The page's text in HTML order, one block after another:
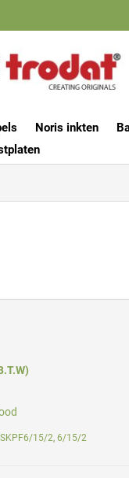
Noris inkten
15/2, 6/15/2